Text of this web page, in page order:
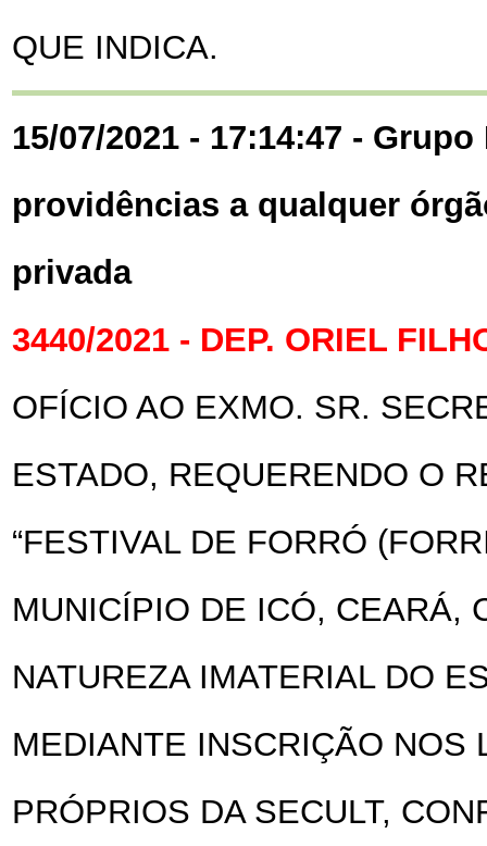
QUE INDICA.
15/07/2021 - 17:14:47 -
providências a qualquer
privada
3440/2021 - DEP. ORIEL
OFÍCIO AO EXMO. SR.
ESTADO, REQUERENDO O
“FESTIVAL DE FORRÓ
MUNICÍPIO DE ICÓ, CEARÁ,
NATUREZA IMATERIAL DO
MEDIANTE INSCRIÇÃO NOS
PRÓPRIOS DA SECULT,